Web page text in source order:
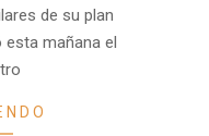
de su plan
mañana el